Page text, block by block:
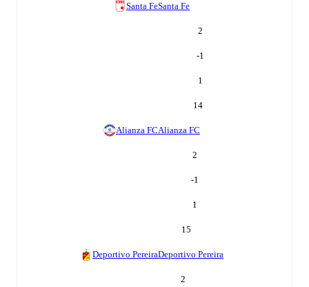
Santa FeSanta Fe
2
-1
1
14
Alianza FCAlianza FC
2
-1
1
15
Deportivo PereiraDeportivo Pereira
2